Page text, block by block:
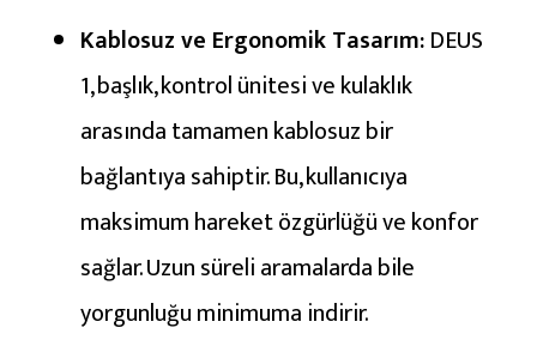
a
ş
t
ı
r
m
a
v
e
Kablosuz ve Ergonomik Tasarım:DEUS
1, başlık, kontrol ünitesi ve kulaklık
arasında tamamen kablosuz bir
bağlantıya sahiptir. Bu, kullanıcıya
maksimum hareket özgürlüğü ve konfor
sağlar. Uzun süreli aramalarda bile
yorgunluğu minimuma indirir.